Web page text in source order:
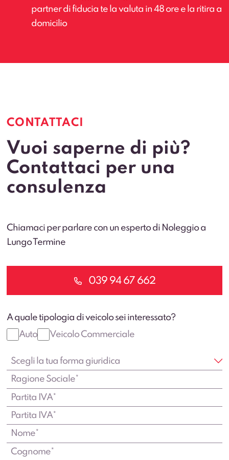
partner di fiducia te la valuta in 48 ore e la ritira a
domicilio
CONTATTACI
Vuoi saperne di più?
Contattaci per una
consulenza
Chiamaci per parlare con un esperto di Noleggio a
Lungo Termine
039 94 67 662
A quale tipologia di veicolo sei interessato?
Auto
Veicolo Commerciale